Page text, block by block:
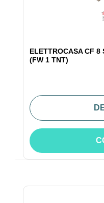
ELETTROCASA CF
(FW 1 TNT)